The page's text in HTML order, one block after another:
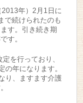
年）2月1日に
で続けられたのも
す。引き続き期
す。
を行っており、
年になります。
り、ますます介護